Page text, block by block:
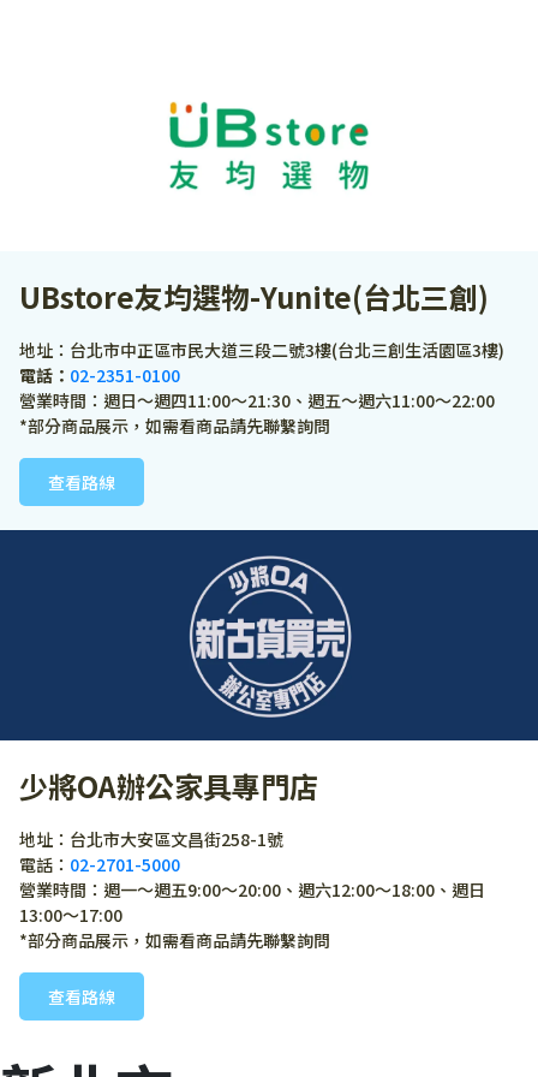
UBstore友均選物-Yunite(台北三創)
地址：台北市中正區市民大道三段二號3樓(台北三創生活園區3樓)
電話： 02-2351-0100
營業時間：週日～週四11:00～21:30、週五～週六11:00～22:00
*部分商品展示，如需看商品請先聯繫詢問
查看路線
少將OA辦公家具專門店
地址：台北市大安區文昌街258-1號
電話： 02-2701-5000
營業時間：週一～週五9:00～20:00、週六12:00～18:00、週日
13:00～17:00
*部分商品展示，如需看商品請先聯繫詢問
查看路線